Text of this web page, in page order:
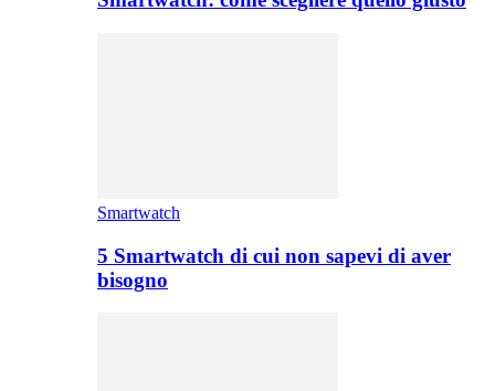
Smartwatch
5 Smartwatch di cui non sapevi di aver
bisogno